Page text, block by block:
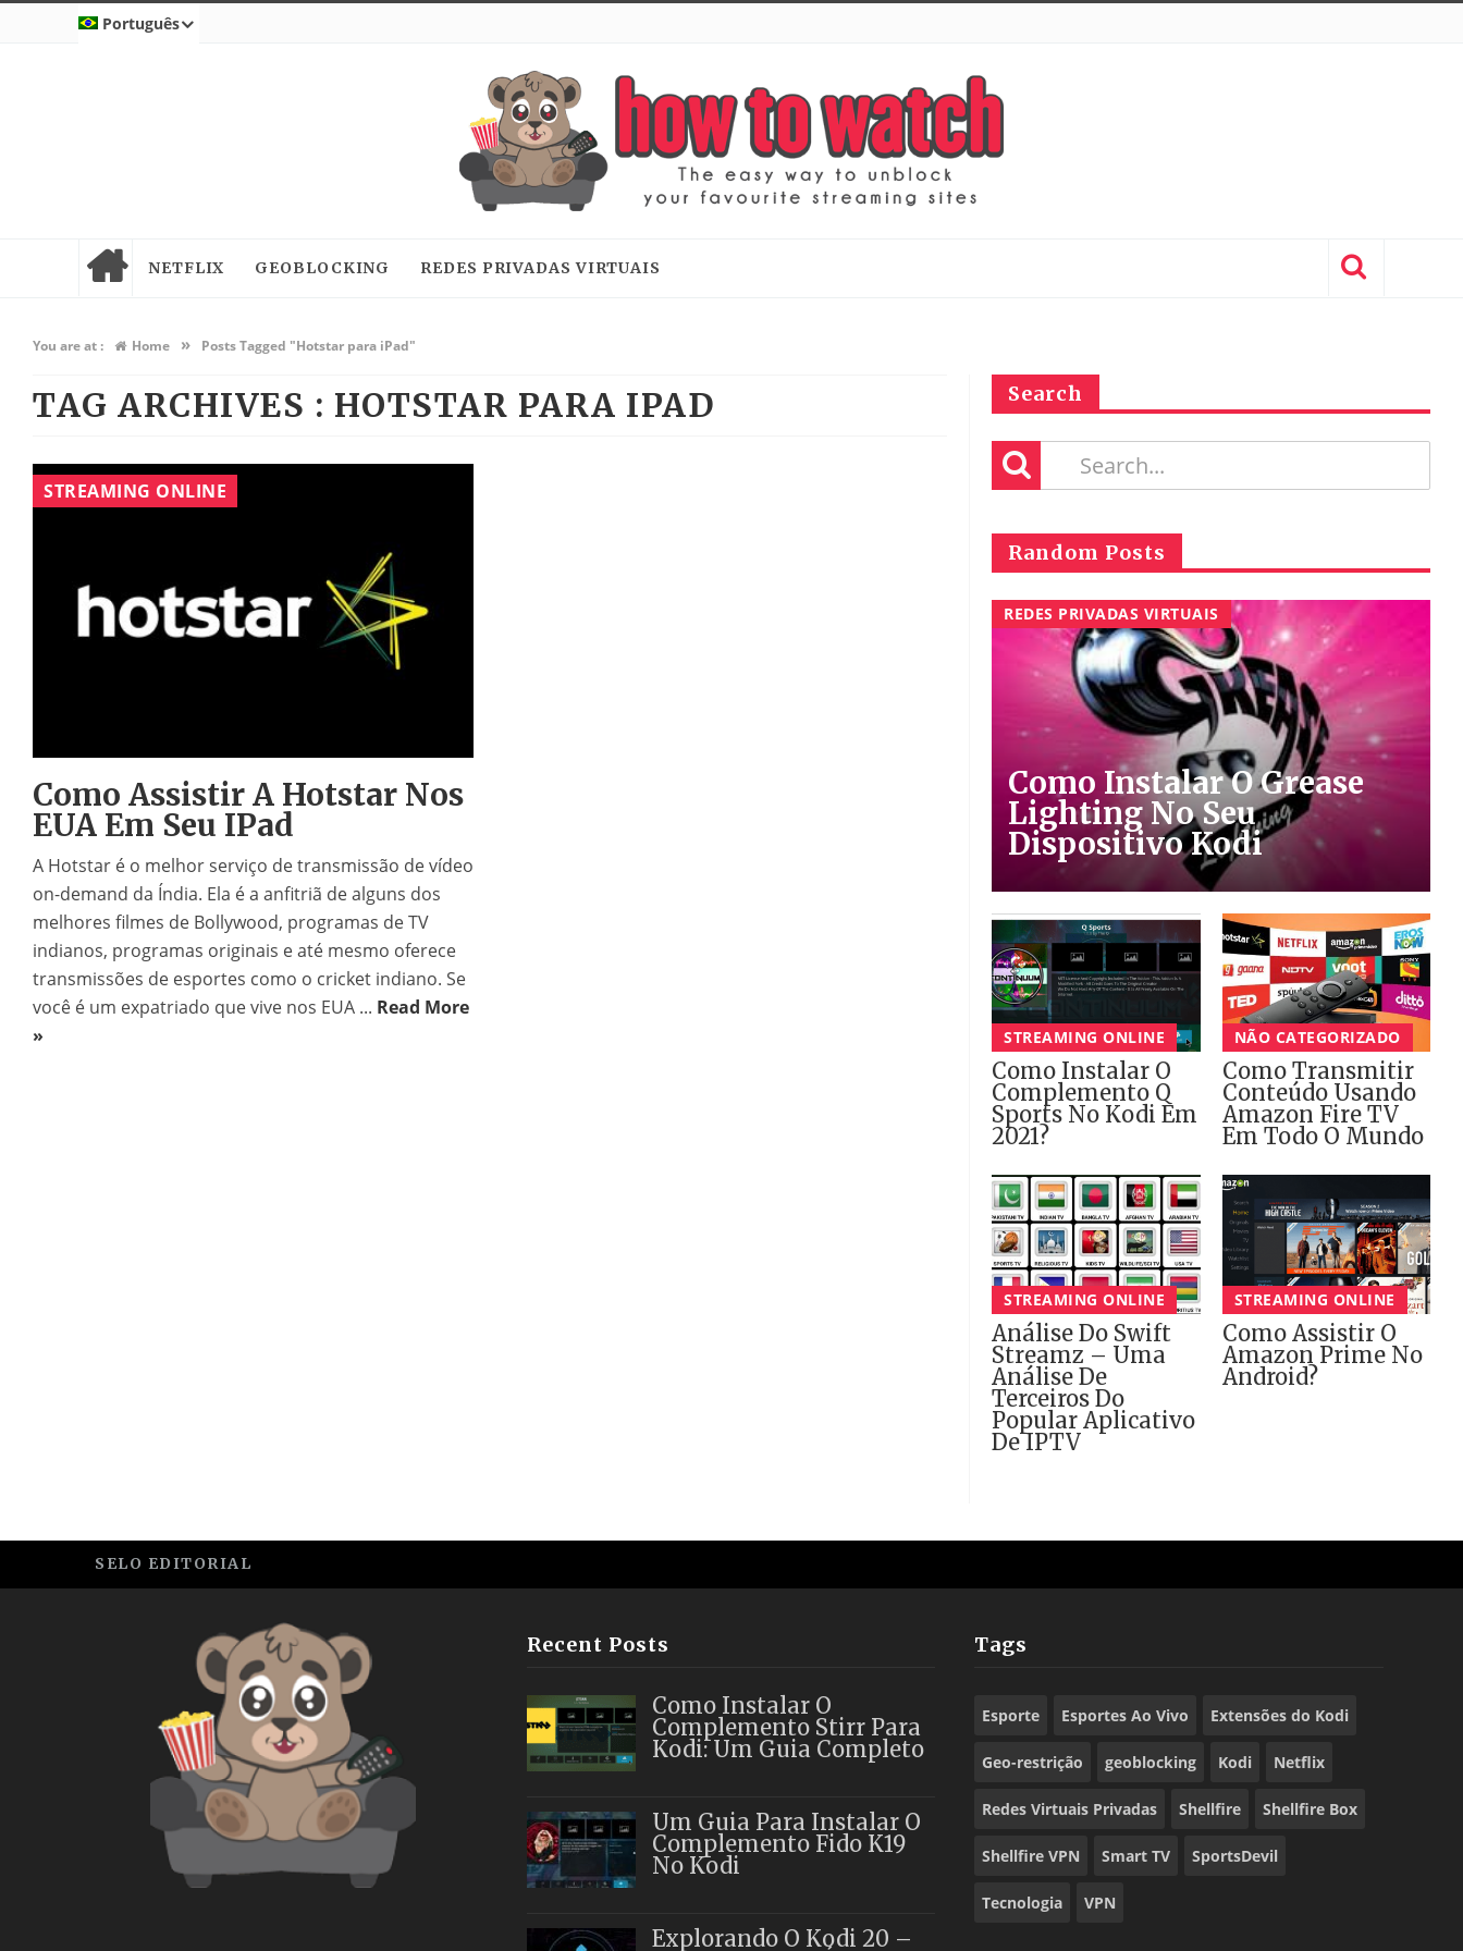
Português
NETFLIX GEOBLOCKING REDES PRIVADAS VIRTUAIS
You are at : Home » Posts Tagged "Hotstar para iPad"
TAG ARCHIVES : HOTSTAR PARA IPAD
STREAMING ONLINE
Como Assistir A Hotstar Nos
EUA Em Seu IPad
A Hotstar é o melhor serviço de transmissão de vídeo
on-demand da Índia. Ela é a anfitriã de alguns dos
melhores filmes de Bollywood, programas de TV
indianos, programas originais e até mesmo oferece
transmissões de esportes como o cricket indiano. Se
você é um expatriado que vive nos EUA ... Read More
»
Search
Random Posts
REDES PRIVADAS VIRTUAIS
Como Instalar O Grease
Lighting No Seu
Dispositivo Kodi
STREAMING ONLINE
Como Instalar O
Complemento Q
Sports No Kodi Em
2021?
NÃO CATEGORIZADO
Como Transmitir
Conteúdo Usando
Amazon Fire TV
Em Todo O Mundo
STREAMING ONLINE
Análise Do Swift
Streamz – Uma
Análise De
Terceiros Do
Popular Aplicativo
De IPTV
STREAMING ONLINE
Como Assistir O
Amazon Prime No
Android?
SELO EDITORIAL
Recent Posts
Como Instalar O
Complemento Stirr Para
Kodi: Um Guia Completo
Um Guia Para Instalar O
Complemento Fido K19
No Kodi
Explorando O Kodi 20 –
Tags
Esporte Esportes Ao Vivo Extensões do Kodi
Geo-restrição geoblocking Kodi Netflix
Redes Virtuais Privadas Shellfire Shellfire Box
Shellfire VPN Smart TV SportsDevil
Tecnologia VPN